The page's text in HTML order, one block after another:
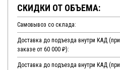
СКИДКИ ОТ ОБЪЕМА:
Самовывоз со склада:
Доставка до подъезда внутри КАД (при
заказе от 60 000 ₽):
Доставка до подъезда внутри КАД (при